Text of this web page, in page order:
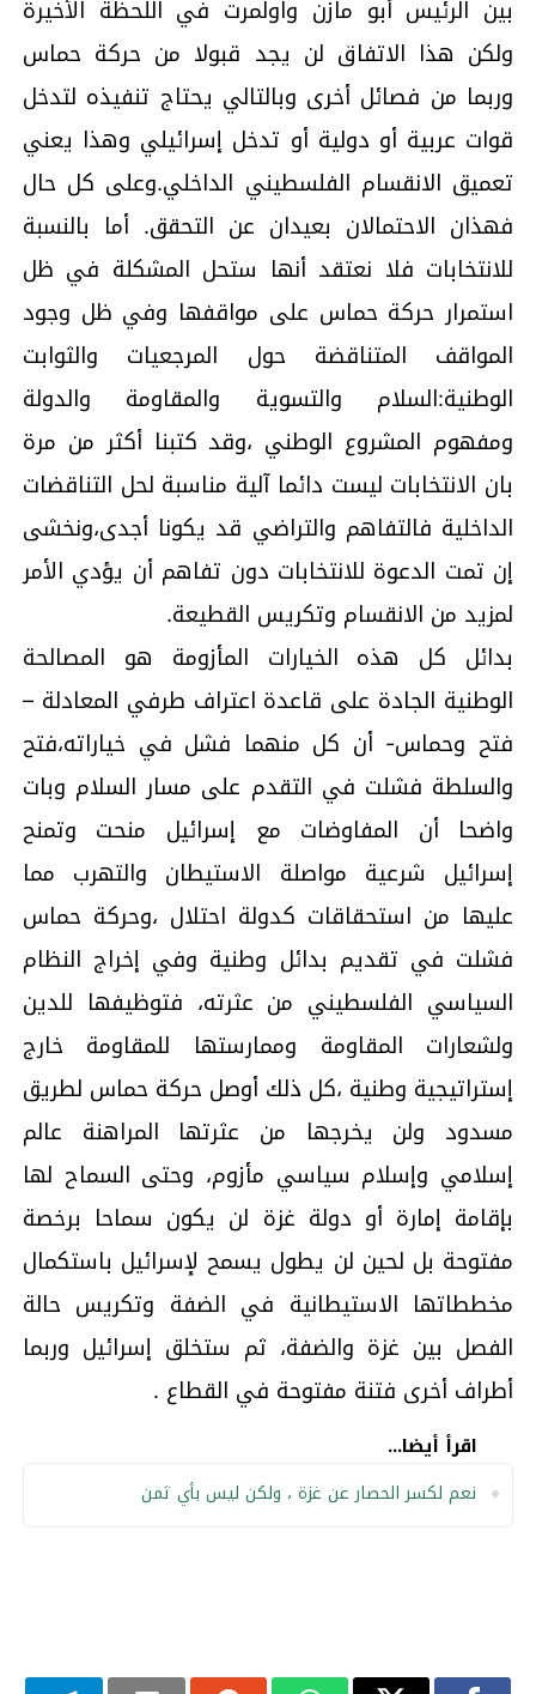
بين الرئيس أبو مازن واولمرت في اللحظة الأخيرة
ولكن هذا الاتفاق لن يجد قبولا من حركة حماس
وربما من فصائل أخرى وبالتالي يحتاج تنفيذه لتدخل
قوات عربية أو دولية أو تدخل إسرائيلي وهذا يعني
تعميق الانقسام الفلسطيني الداخلي.وعلى كل حال
فهذان الاحتمالان بعيدان عن التحقق. أما بالنسبة
للانتخابات فلا نعتقد أنها ستحل المشكلة في ظل
استمرار حركة حماس على مواقفها وفي ظل وجود
المواقف المتناقضة حول المرجعيات والثوابت
الوطنية:السلام والتسوية والمقاومة والدولة
ومفهوم المشروع الوطني ،وقد كتبنا أكثر من مرة
بان الانتخابات ليست دائما آلية مناسبة لحل التناقضات
الداخلية فالتفاهم والتراضي قد يكونا أجدى،ونخشى
إن تمت الدعوة للانتخابات دون تفاهم أن يؤدي الأمر
لمزيد من الانقسام وتكريس القطيعة.
بدائل كل هذه الخيارات المأزومة هو المصالحة
الوطنية الجادة على قاعدة اعتراف طرفي المعادلة –
فتح وحماس- أن كل منهما فشل في خياراته،فتح
والسلطة فشلت في التقدم على مسار السلام وبات
واضحا أن المفاوضات مع إسرائيل منحت وتمنح
إسرائيل شرعية مواصلة الاستيطان والتهرب مما
عليها من استحقاقات كدولة احتلال ،وحركة حماس
فشلت في تقديم بدائل وطنية وفي إخراج النظام
السياسي الفلسطيني من عثرته، فتوظيفها للدين
ولشعارات المقاومة وممارستها للمقاومة خارج
إستراتيجية وطنية ،كل ذلك أوصل حركة حماس لطريق
مسدود ولن يخرجها من عثرتها المراهنة عالم
إسلامي وإسلام سياسي مأزوم، وحتى السماح لها
بإقامة إمارة أو دولة غزة لن يكون سماحا برخصة
مفتوحة بل لحين لن يطول يسمح لإسرائيل باستكمال
مخططاتها الاستيطانية في الضفة وتكريس حالة
الفصل بين غزة والضفة، ثم ستخلق إسرائيل وربما
أطراف أخرى فتنة مفتوحة في القطاع .
اقرأ أيضا...
نعم لكسر الحصار عن غزة ، ولكن ليس بأي ثمن